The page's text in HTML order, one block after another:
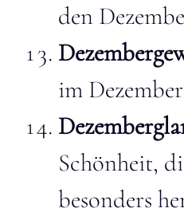
den
im
Schönheit,
besonders